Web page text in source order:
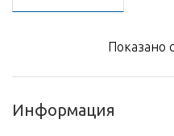
Показано
Информация